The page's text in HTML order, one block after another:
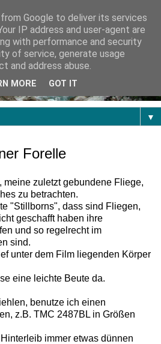
▼
Forelle
meine zuletzt gebundene Fliege,
zu betrachten.
"Stillborns", dass sind Fliegen,
geschafft haben ihre
und so regelrecht im
sind.
unter dem Film liegenden Körper
eine leichte Beute da.
benutze ich einen
z.B. TMC 2487BL in Größen
immer etwas dünnen
Google to deliver its services
IP address and user-agent are
with performance and security
of service, generate usage
and address abuse.
MORE GOT IT